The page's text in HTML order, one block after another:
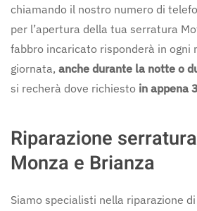
chiamando il nostro numero di
per l’apertura della tua serratura
fabbro incaricato risponderà in ogni
giornata, anche durante la notte o
si recherà dove richiesto in appena
Riparazione
Monza e Brianza
Siamo specialisti nella riparazione di